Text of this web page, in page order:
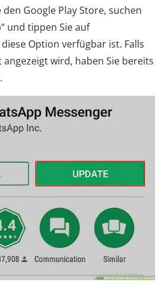
den Google Play Store, suchen
und tippen Sie auf
Option verfügbar ist. Falls
angezeigt wird, haben Sie bereits